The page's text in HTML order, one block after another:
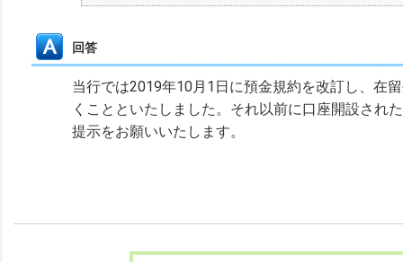
回答
当行では2019年10月1日に預金規約を改訂し、在
くことといたしました。それ以前に口座開設され
提示をお願いいたします。